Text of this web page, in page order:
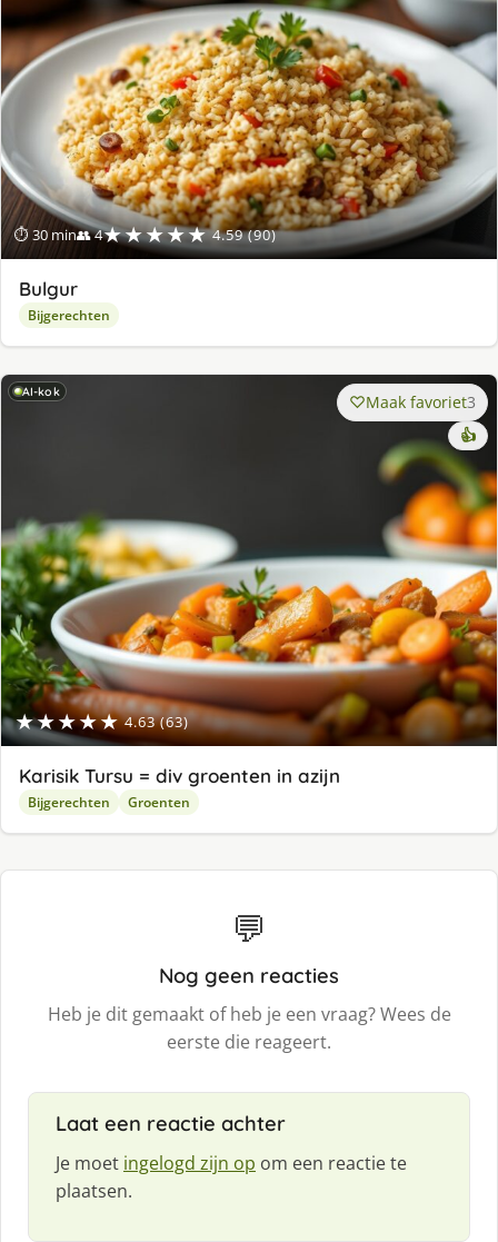
⏱ 30 min👥 4★★★★★ 4.59 (90)
Bulgur
Bijgerechten
AI-kok
★★★★★ 4.63 (63)
Maak favoriet3
👍
Karisik Tursu = div groenten in azijn
Bijgerechten Groenten
💬
Nog geen reacties
Heb je dit gemaakt of heb je een vraag? Wees de
eerste die reageert.
Laat een reactie achter
Je moet ingelogd zijn op om een reactie te
plaatsen.